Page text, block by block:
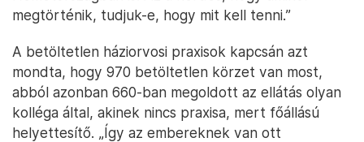
megtörténik, tudjuk-e, hogy mit kell tenni.”
A betöltetlen háziorvosi praxisok kapcsán azt
mondta, hogy 970 betöltetlen körzet van most,
abból azonban 660-ban megoldott az ellátás olyan
kolléga által, akinek nincs praxisa, mert főállású
helyettesítő. „Így az embereknek van ott